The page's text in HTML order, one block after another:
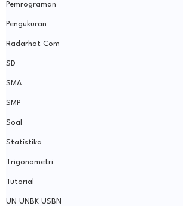
Pemrograman
Pengukuran
Radarhot Com
SD
SMA
SMP
Soal
Statistika
Trigonometri
Tutorial
UN UNBK USBN